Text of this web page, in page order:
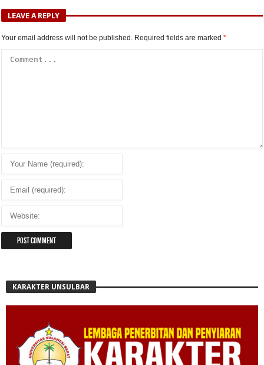
LEAVE A REPLY
Your email address will not be published. Required fields are marked*
KARAKTER UNSULBAR